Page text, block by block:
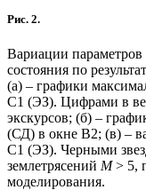
Рис. 2.
Вариации
состояния по
(а) – графики
С1 (ЭЗ). Цифрами в
экскурсов; (б) –
(СД) в окне B2; (в) –
С1 (ЭЗ). Черными
землетрясений M> 5,
моделирования.